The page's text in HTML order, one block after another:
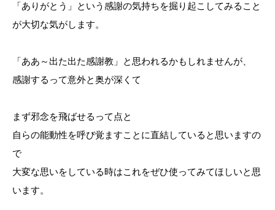
「ありがとう」という感謝の気持ちを掘り起こしてみること
が大切な気がします。
「ああ～出た出た感謝教」と思われるかもしれませんが、
感謝するって意外と奥が深くて
まず邪念を飛ばせるって点と
自らの能動性を呼び覚ますことに直結していると思いますの
で
大変な思いをしている時はこれをぜひ使ってみてほしいと思
います。